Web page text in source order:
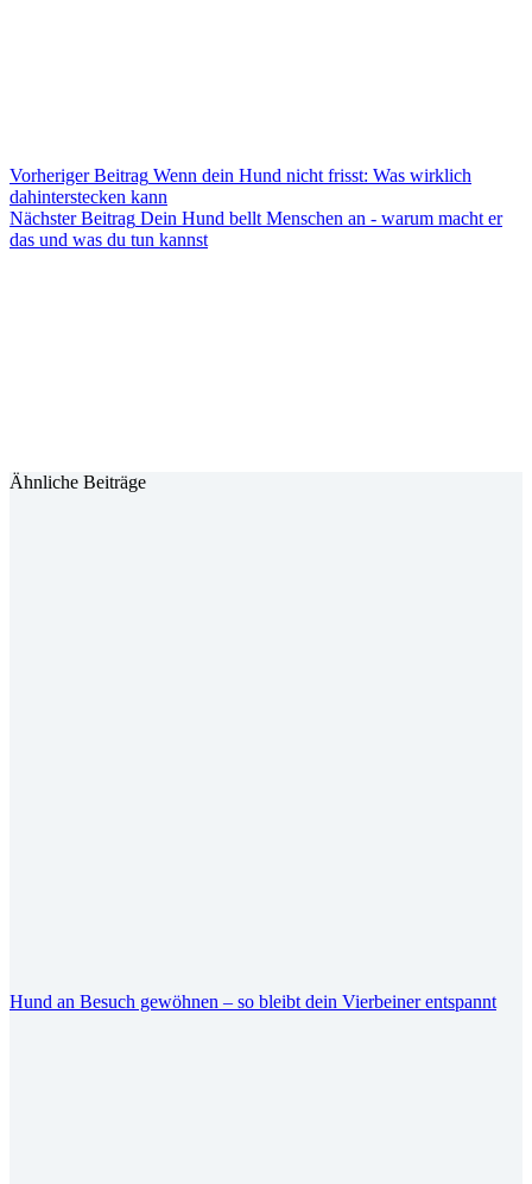
VorherigerBeitrag Wenn dein Hund nicht frisst: Was wirklich
dahinterstecken kann
NächsterBeitrag Dein Hund bellt Menschen an - warum macht er
das und was du tun kannst
Ähnliche Beiträge
Hund an Besuch gewöhnen – so bleibt dein Vierbeiner entspannt